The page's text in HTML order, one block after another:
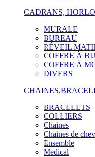
CADRANS,
MURALE
BUREAU
RÉVEIL
COFFRE À
COFFRE À
DIVERS
BRACELETS
COLLIERS
Chaines
Chaines de
Ensemble
Medical